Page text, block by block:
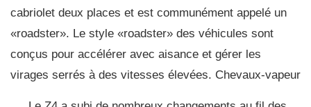
cabriolet deux places et est communément appelé un
«roadster». Le style «roadster» des véhicules sont
conçus pour accélérer avec aisance et gérer les
virages serrés à des vitesses élevées. Chevaux-vapeur